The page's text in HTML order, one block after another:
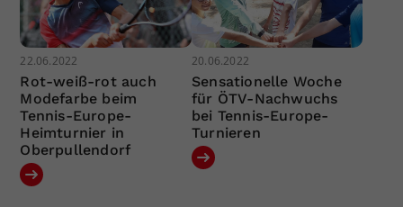
22.06.2022
Rot-weiß-rot auch
Modefarbe beim
Tennis-Europe-
Heimturnier in
Oberpullendorf
20.06.2022
Sensationelle Woche
für ÖTV-Nachwuchs
bei Tennis-Europe-
Turnieren